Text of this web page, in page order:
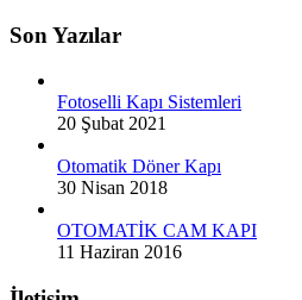
Son Yazılar
Fotoselli Kapı Sistemleri
20 Şubat 2021
Otomatik Döner Kapı
30 Nisan 2018
OTOMATİK CAM KAPI
11 Haziran 2016